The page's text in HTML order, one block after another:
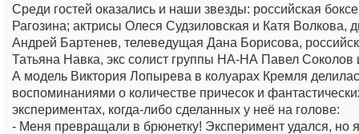
Среди гостей оказались и наши звезды: российская
Рагозина; актрисы Олеся Судзиловская и Катя Волкова,
Андрей Бартенев, телеведущая Дана Борисова,
Татьяна Навка, экс солист группы НА-НА Павел Соколов
А модель Виктория Лопырева в колуарах Кремля
воспоминаниями о количестве причесок и
экспериментах, когда-либо сделанных у неё на голове:
- Меня превращали в брюнетку! Эксперимент удался, но